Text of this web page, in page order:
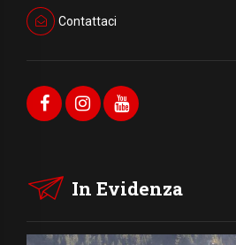
Contattaci
In Evidenza